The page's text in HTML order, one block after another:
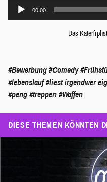
Audio-
00:00
Das
#Bewerbung #Comedy
#lebenslauf #liest irgendwer
#peng #treppen #Waffen
DIESE THEMEN KÖNNTEN